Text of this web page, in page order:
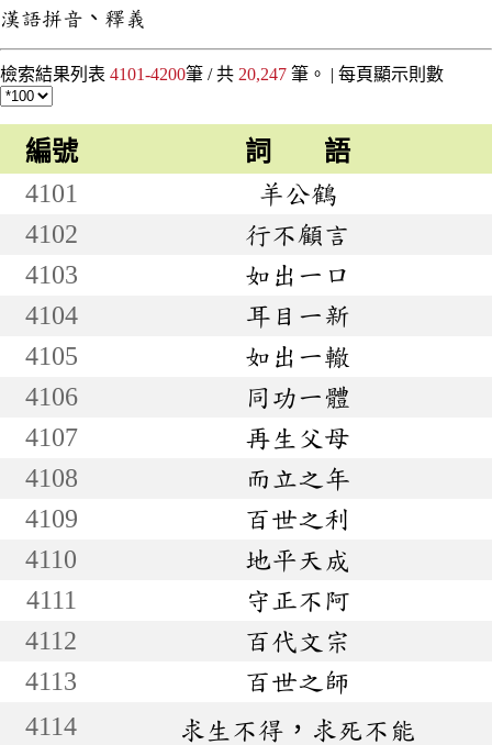
漢語拼音、釋義
檢索結果列表 4101-4200筆 / 共 20,247 筆。 | 每頁顯示則數
編號
詞 語
4101
羊公鶴
4102
行不顧言
4103
如出一口
4104
耳目一新
4105
如出一轍
4106
同功一體
4107
再生父母
4108
而立之年
4109
百世之利
4110
地平天成
4111
守正不阿
4112
百代文宗
4113
百世之師
4114
求生不得，求死不能